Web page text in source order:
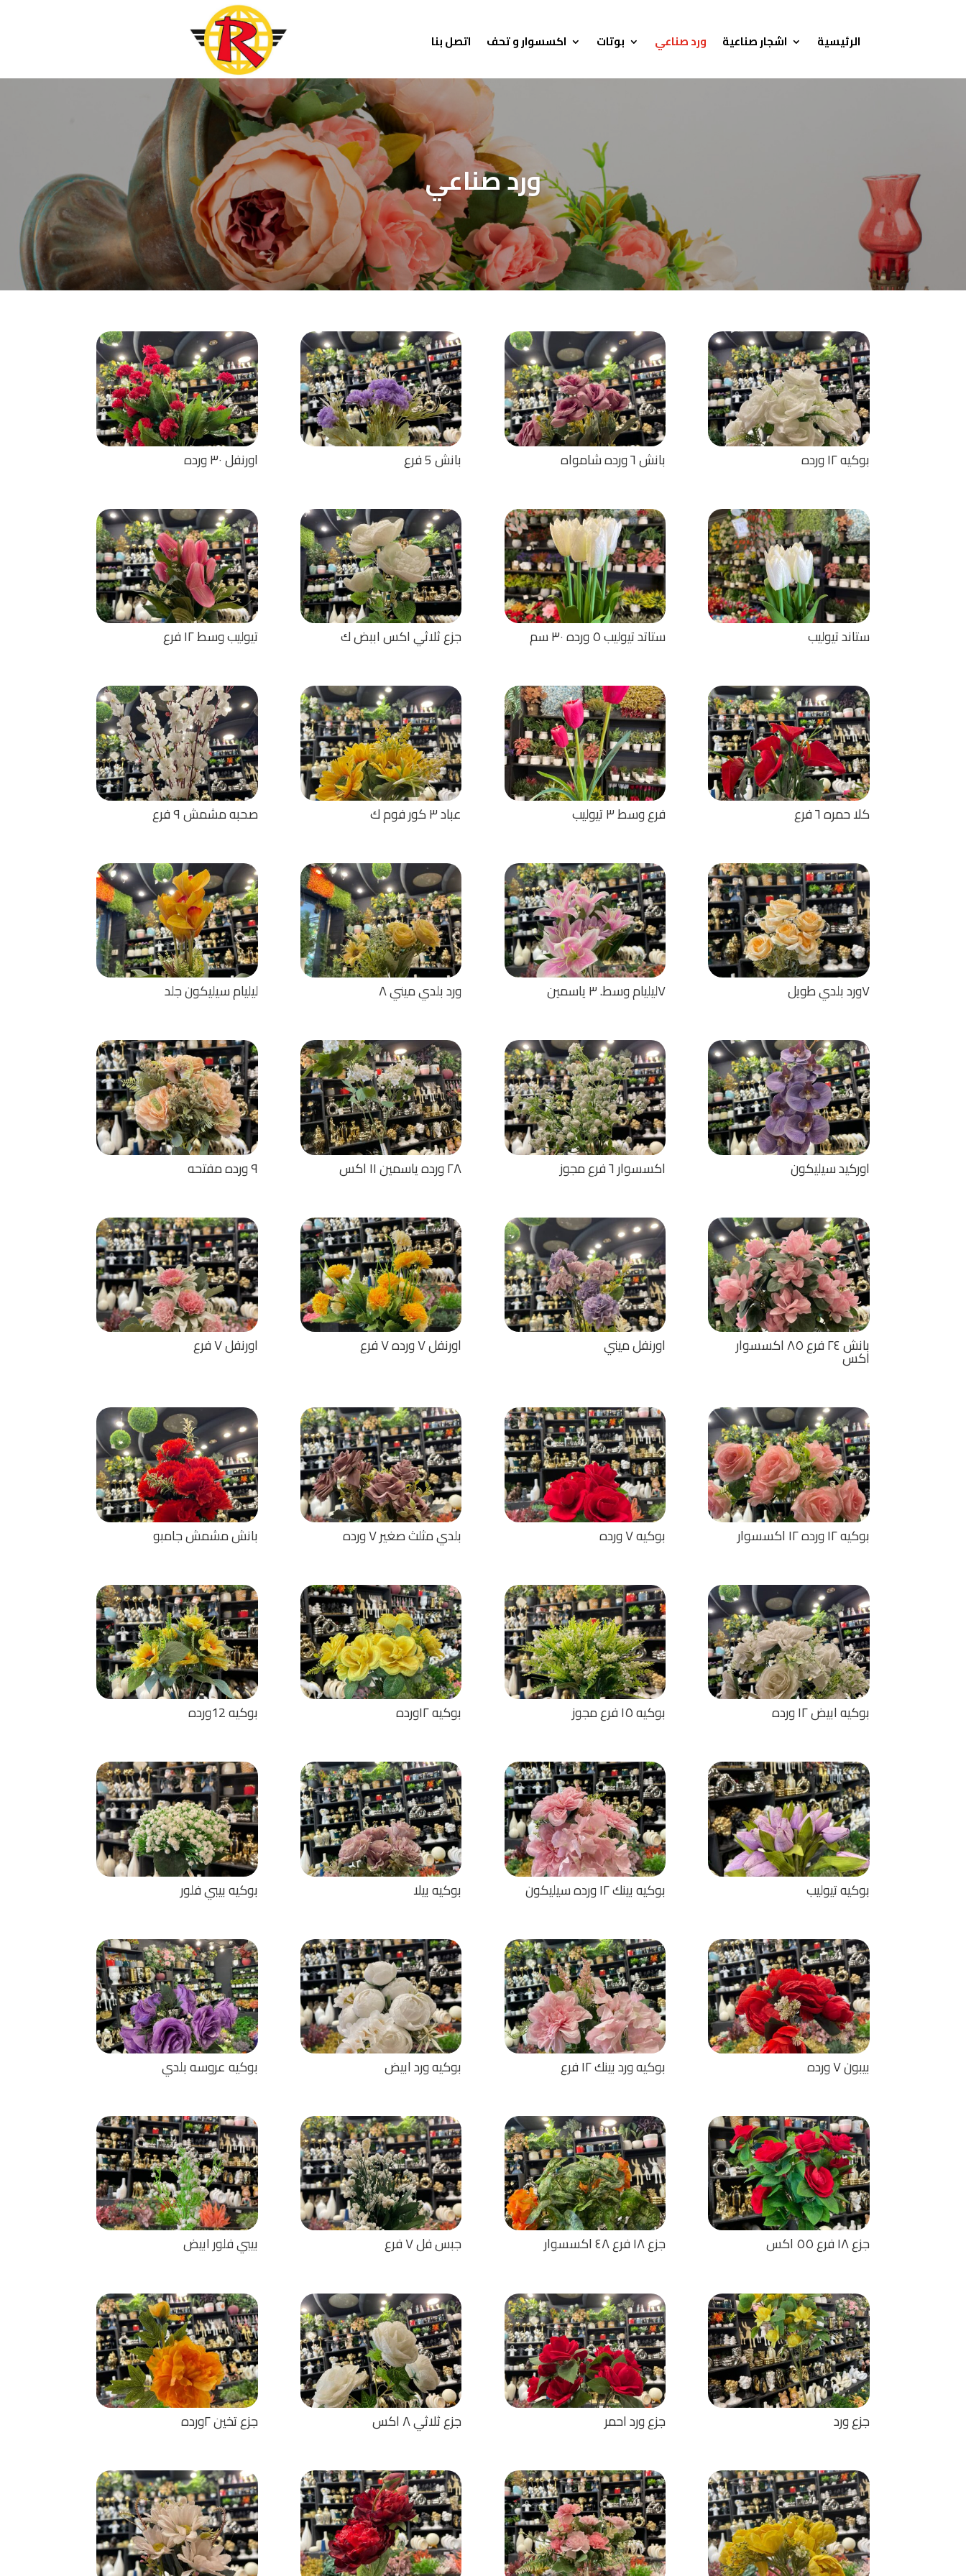
الرئيسية اشجار صناعية ورد صناعي بوتات اكسسوار و تحف اتصل بنا
ورد صناعي
اورنفل ٣٠ ورده بانش 5 فرع بانش ٦ ورده شامواه بوكيه ١٢ ورده
تيوليب وسط ١٢ فرع جزع ثلاثي اكس اببض ك ستاتد تيوليب ٥ ورده ٣٠ سم ستاند تيوليب
صحبه مشمش ٩ فرع عباد ٣ كور فوم ك فرع وسط ٣ تيوليب كلا حمره ٦ فرع
ليليام سيليكون جلد ورد بلدي ميني ٨ ٧ليليام وسط. ٣ ياسمين ٧ورد بلدي طويل
٩ ورده مفتحه ٢٨ ورده ياسمين ١١ اكس اكسسوار ٦ فرع مجوز اوركيد سيليكون
اورنفل ٧ فرع اورنفل ٧ ورده ٧ فرع اورنفل ميني بانش ٢٤ فرع ٨٥ اكسسوار
اكس
بانش مشمش جامبو بلدي مثلث صغير ٧ ورده بوكيه ٧ ورده بوكيه ١٢ ورده ١٢ اكسسوار
بوكيه 12ورده بوكيه ١٢ورده بوكيه ١٥ فرع مجوز بوكيه ابيض ١٢ ورده
بوكيه بيبي فلور بوكيه بيلا بوكيه بينك ١٢ ورده سيليكون بوكيه تيوليب
بوكيه عروسه بلدي بوكيه ورد ابيض بوكيه ورد بينك ١٢ فرع بيبون ٧ ورده
بيبي فلور ابيض جبس فل ٧ فرع جزع ١٨ فرع ٤٨ اكسسوار جزع ١٨ فرع ٥٥ اكس
جزع تخين ٢ورده جزع ثلاثي ٨ اكس جزع ورد احمر جزع ورد